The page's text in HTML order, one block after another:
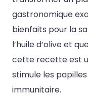
gastronomique
bienfaits pour la
l’huile d’olive et
cette recette est
stimule les
immunitaire.